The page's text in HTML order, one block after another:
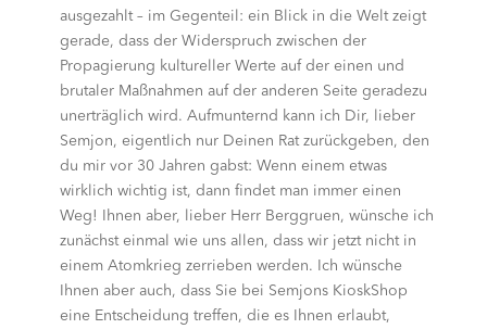
ausgezahlt – im Gegenteil: ein Blick in die Welt zeigt
gerade, dass der Widerspruch zwischen der
Propagierung kultureller Werte auf der einen und
brutaler Maßnahmen auf der anderen Seite geradezu
unerträglich wird. Aufmunternd kann ich Dir, lieber
Semjon, eigentlich nur Deinen Rat zurückgeben, den
du mir vor 30 Jahren gabst: Wenn einem etwas
wirklich wichtig ist, dann findet man immer einen
Weg! Ihnen aber, lieber Herr Berggruen, wünsche ich
zunächst einmal wie uns allen, dass wir jetzt nicht in
einem Atomkrieg zerrieben werden. Ich wünsche
Ihnen aber auch, dass Sie bei Semjons KioskShop
eine Entscheidung treffen, die es Ihnen erlaubt,